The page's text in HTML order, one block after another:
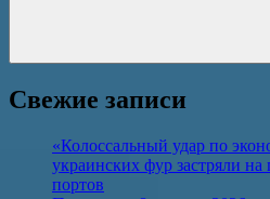
Поиск
Свежие записи
«Колоссальный удар по
украинских фур застряли на
портов